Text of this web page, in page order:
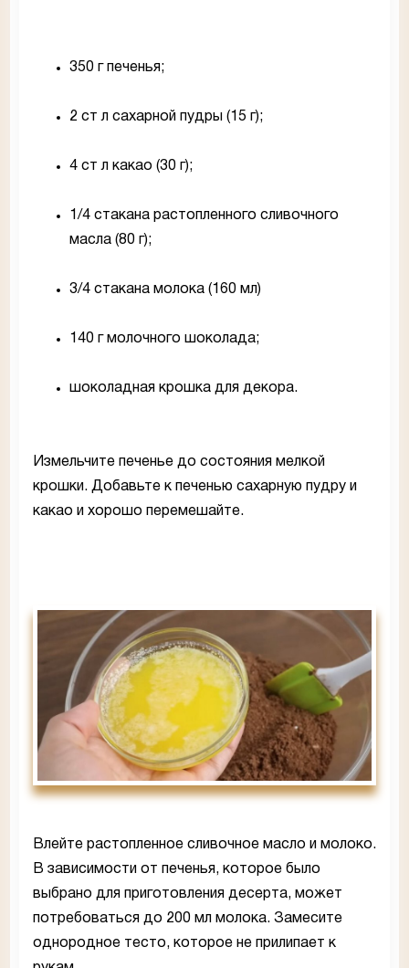
350 г печенья;
2 ст л сахарной пудры (15 г);
4 ст л какао (30 г);
1/4 стакана растопленного сливочного
масла (80 г);
3/4 стакана молока (160 мл)
140 г молочного шоколада;
шоколадная крошка для декора.
Измельчите печенье до состояния мелкой
крошки. Добавьте к печенью сахарную пудру и
какао и хорошо перемешайте.
Влейте растопленное сливочное масло и молоко.
В зависимости от печенья, которое было
выбрано для приготовления десерта, может
потребоваться до 200 мл молока. Замесите
однородное тесто, которое не прилипает к